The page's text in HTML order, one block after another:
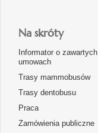
Na skróty
Informator o zawartych
umowach
Trasy mammobusów
Trasy dentobusu
Praca
Zamówienia publiczne